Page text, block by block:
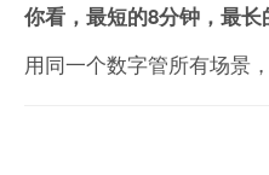
你看，最短的8分钟，最长
用同一个数字管所有场景